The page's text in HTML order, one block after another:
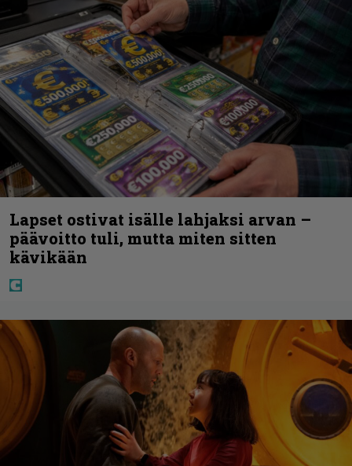
Lapset ostivat isälle lahjaksi arvan –
päävoitto tuli, mutta miten sitten
kävikään